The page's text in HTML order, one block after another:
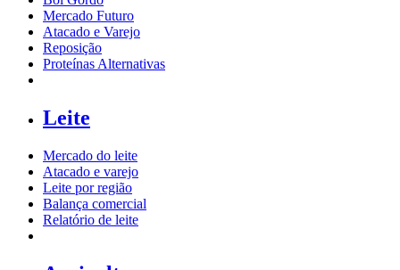
Mercado Futuro
Atacado e Varejo
Reposição
Proteínas Alternativas
Leite
Mercado do leite
Atacado e varejo
Leite por região
Balança comercial
Relatório de leite